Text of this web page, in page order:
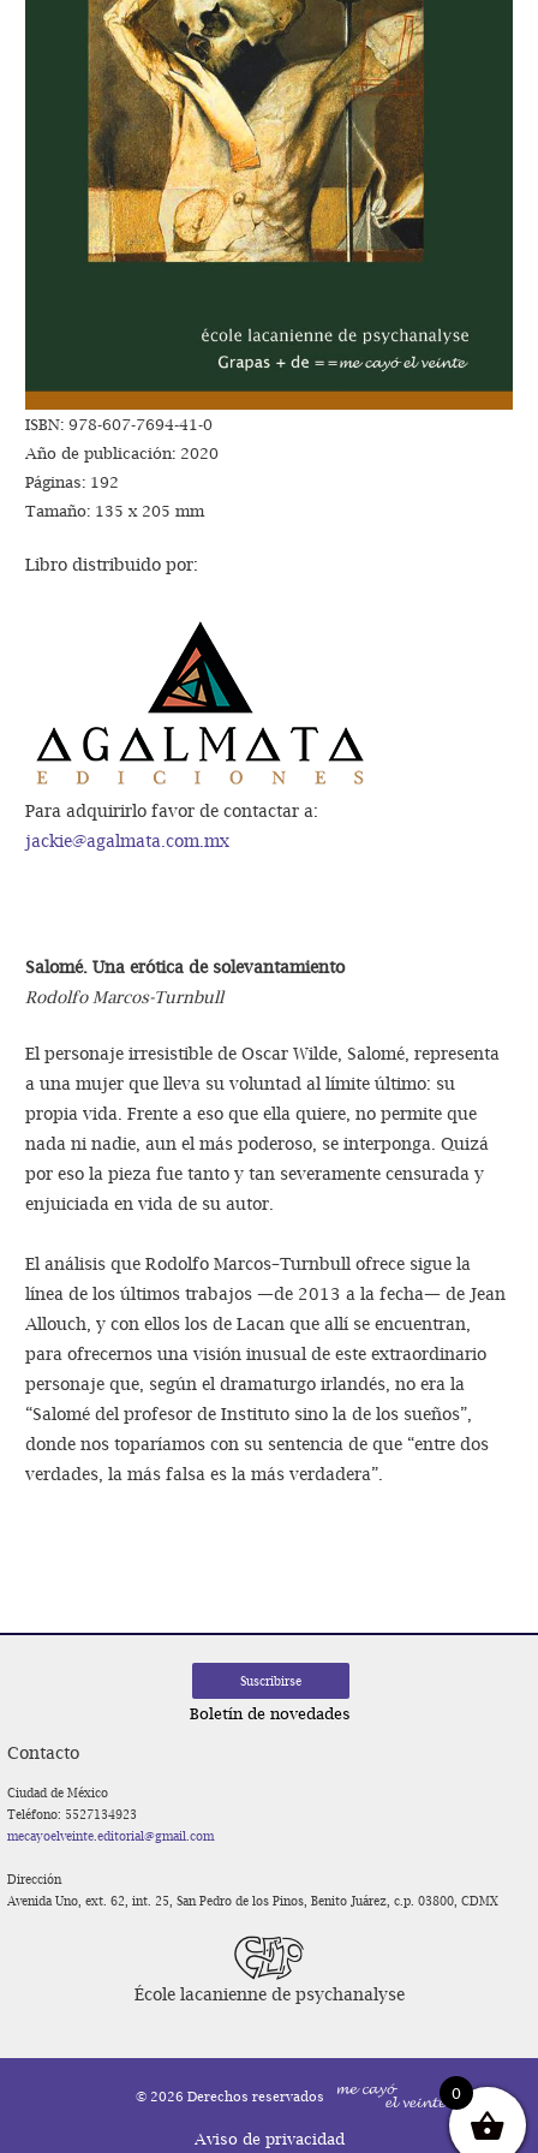
ISBN: 978-607-7694-41-0
Año de publicación: 2020
Páginas: 192
Tamaño: 135 x 205 mm
Libro distribuido por:
Para adquirirlo favor de contactar a:
jackie@agalmata.com.mx
Salomé. Una erótica de solevantamiento
Rodolfo Marcos-Turnbull
El personaje irresistible de Oscar Wilde, Salomé, representa
a una mujer que lleva su voluntad al límite último: su
propia vida. Frente a eso que ella quiere, no permite que
nada ni nadie, aun el más poderoso, se interponga. Quizá
por eso la pieza fue tanto y tan severamente censurada y
enjuiciada en vida de su autor.
El análisis que Rodolfo Marcos–Turnbull ofrece sigue la
línea de los últimos trabajos —de 2013 a la fecha— de Jean
Allouch, y con ellos los de Lacan que allí se encuentran,
para ofrecernos una visión inusual de este extraordinario
personaje que, según el dramaturgo irlandés, no era la
“Salomé del profesor de Instituto sino la de los sueños”,
donde nos toparíamos con su sentencia de que “entre dos
verdades, la más falsa es la más verdadera”.
Navegación
entradasBoletín de novedades
Contacto
Ciudad de México
Teléfono: 5527134923
mecayoelveinte.editorial@gmail.com
Dirección
Avenida Uno, ext. 62, int. 25, San Pedro de los Pinos, Benito Juárez, c.p. 03800, CDMX
École lacanienne de psychanalyse
© 2026 Derechos reservados
Aviso de privacidad
0